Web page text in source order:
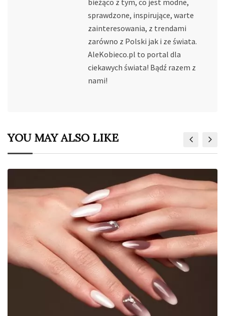
bieżąco z tym, co jest modne,
sprawdzone, inspirujące, warte
zainteresowania, z trendami
zarówno z Polski jak i ze świata.
AleKobieco.pl to portal dla
ciekawych świata! Bądź razem z
nami!
YOU MAY ALSO LIKE